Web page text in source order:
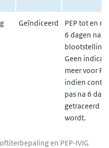
en PEP-IVIG
Geïndiceerd
PEP tot en
6 dagen na
blootstelling.
Geen
meer voor
indien
pas na 6
getraceerd
wordt.